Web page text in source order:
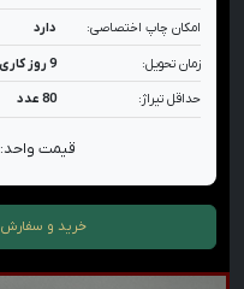
امکان چاپ اختصاصی: دارد
زمان تحویل: 9 روز کاری
حداقل تیراژ: 80 عدد
قیمت واحد:
خرید و سفارش